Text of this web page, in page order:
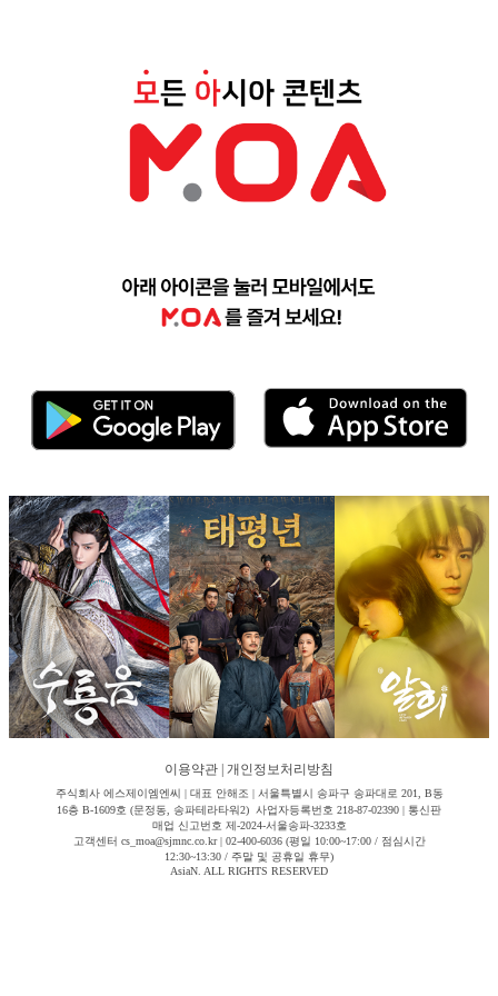
이용약관 개인정보처리방침
주식회사 에스제이엠엔씨 | 대표 안해조 | 서울특별시 송파구 송파대로 201, B동
16층 B-1609호 (문정동, 송파테라타워2) 사업자등록번호 218-87-02390 | 통신판
매업 신고번호 제-2024-서울송파-3233호
고객센터 cs_moa@sjmnc.co.kr | 02-400-6036 (평일 10:00~17:00 / 점심시간
12:30~13:30 / 주말 및 공휴일 휴무)
AsiaN. ALL RIGHTS RESERVED